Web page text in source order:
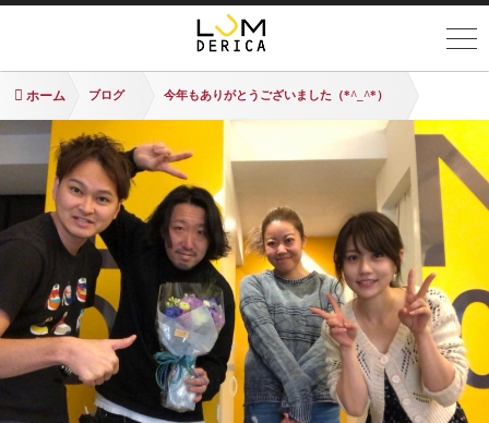
ホーム ブログ 今年もありがとうございました（*^_^*）